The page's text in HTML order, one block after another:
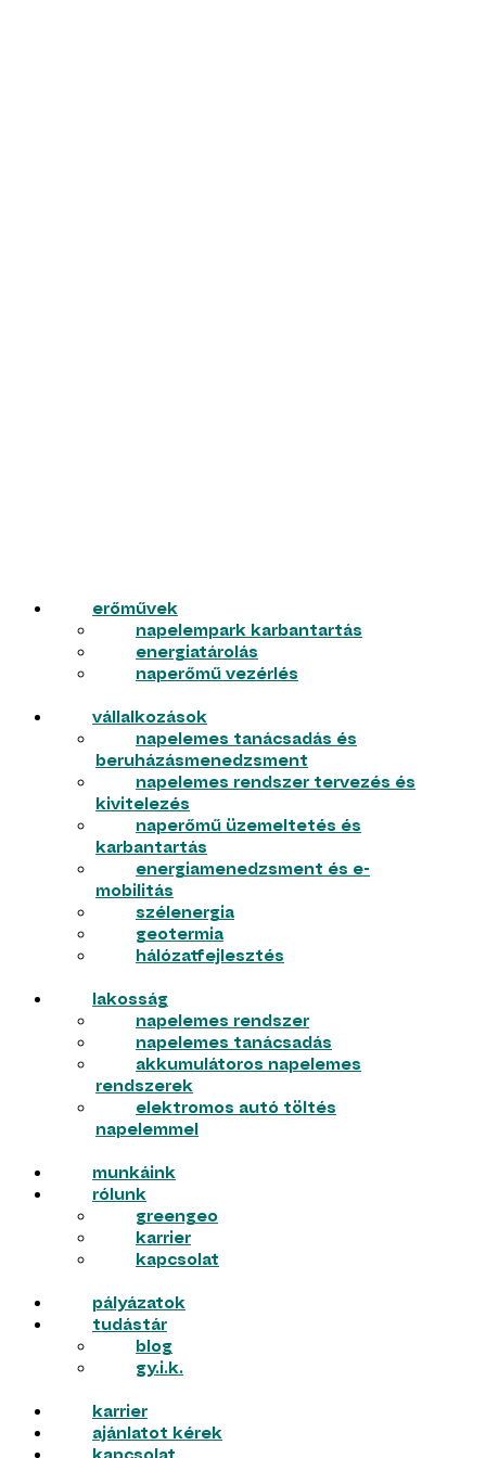
erőművek
napelempark karbantartás
energiatárolás
naperőmű vezérlés
vállalkozások
napelemes tanácsadás és
beruházásmenedzsment
napelemes rendszer tervezés és
kivitelezés
naperőmű üzemeltetés és
karbantartás
energiamenedzsment és e-
mobilitás
szélenergia
geotermia
hálózatfejlesztés
lakosság
napelemes rendszer
napelemes tanácsadás
akkumulátoros napelemes
rendszerek
elektromos autó töltés
napelemmel
munkáink
rólunk
greengeo
karrier
kapcsolat
pályázatok
tudástár
blog
gy.i.k.
karrier
ajánlatot kérek